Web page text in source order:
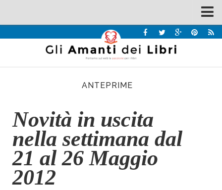
Recensioni
Interviste & Incontri
Chi siamo
Contatti
Eventi
Home
ANTEPRIME
Novità in uscita
nella settimana dal
21 al 26 Maggio
2012